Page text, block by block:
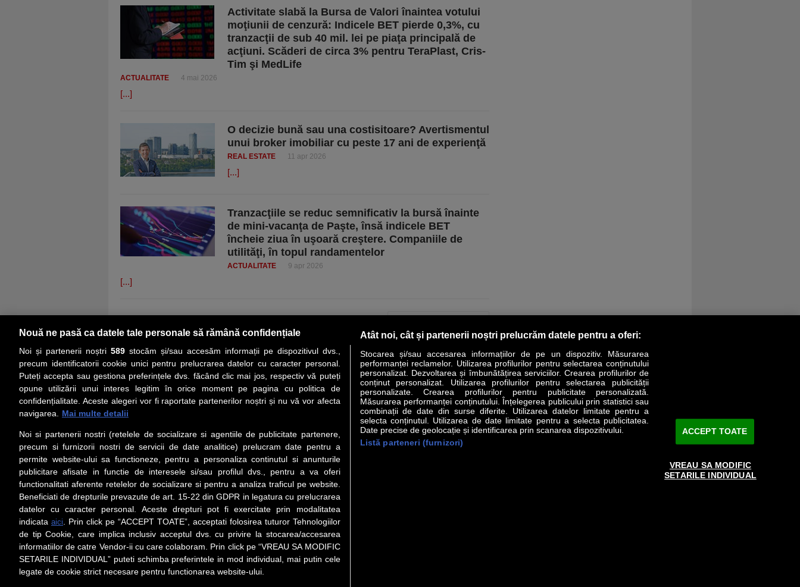
Activitate slabă la Bursa de Valori înaintea votului
moţiunii de cenzură: Indicele BET pierde 0,3%, cu
tranzacţii de sub 40 mil. lei pe piaţa principală de
acţiuni. Scăderi de circa 3% pentru TeraPlast, Cris-
Tim şi MedLife
ACTUALITATE 4 mai 2026
[...]
O decizie bună sau una costisitoare? Avertismentul
unui broker imobiliar cu peste 17 ani de experienţă
REAL ESTATE 11 apr 2026
[...]
Tranzacţiile se reduc semnificativ la bursă înainte
de mini-vacanţa de Paşte, însă indicele BET
încheie ziua în uşoară creştere. Companiile de
utilităţi, în topul randamentelor
ACTUALITATE 9 apr 2026
[...]
PRIMA PAGINĂ COVER STORY LIDERI ANALIZE HI-TECH MEET THE CEO LIFESTYLE SPECIAL OPINII
Social
Urmareste-ne pe Facebook
iarul Financiar
Despre Noi
Contact Redactie
Contact Marketing
Contact Vanzari
Abonamente print
Redactorii BM
Politica de confidentialitate
Termeni si conditii
About cookies
Servicii Revista Business Magazin
Setări cookies
Preluarea fără cost a materialelor de presă (text, foto si/sau video), purtătoare de drepturi de proprietate intelectuală, este aprobată de către www.bmag.ro doar în limita a 250 de semne. Spaţiile şi URL-
ul/hyperlink-ul nu sunt luate în considerare în numerotarea semnelor. Preluarea de informaţii poate fi făcută numai în acord cu termenii agreaţi şi menţionaţi in
Nouă ne pasă ca datele tale personale să rămână confidențiale
Noi și partenerii noștri 589stocăm și/sau accesăm informații pe dispozitivul dvs.,
precum identificatorii cookie unici pentru prelucrarea datelor cu caracter personal.
Puteți accepta sau gestiona preferințele dvs. făcând clic mai jos, respectiv vă puteți
opune utilizării unui interes legitim în orice moment pe pagina cu politica de
confidențialitate. Aceste alegeri vor fi raportate partenerilor noștri și nu vă vor afecta
navigarea.
Mai multe detalii
Noi si partenerii nostri (retelele de socializare si agentiile de publicitate partenere,
precum si furnizorii nostri de servicii de date analitice) prelucram date pentru a
permite website-ului sa functioneze, pentru a personaliza continutul si anunturile
publicitare afisate in functie de interesele si/sau profilul dvs., pentru a va oferi
functionalitati aferente retelelor de socializare si pentru a analiza traficul pe website.
Beneficiati de drepturile prevazute de art. 15-22 din GDPR in legatura cu prelucrarea
datelor cu caracter personal. Aceste drepturi pot fi exercitate prin modalitatea
indicata aici. Prin click pe “ACCEPT TOATE”, acceptati folosirea tuturor Tehnologiilor
de tip Cookie, care implica inclusiv acceptul dvs. cu privire la stocarea/accesarea
informatiilor de catre Vendor-ii cu care colaboram. Prin click pe “VREAU SA MODIFIC
SETARILE INDIVIDUAL” puteti schimba preferintele in mod individual, mai putin cele
legate de cookie strict necesare pentru functionarea website-ului.
Atât noi, cât și partenerii noștri prelucrăm datele pentru a oferi:
Stocarea și/sau accesarea informațiilor de pe un dispozitiv. Măsurarea
performanței reclamelor. Utilizarea profilurilor pentru selectarea conținutului
personalizat. Dezvoltarea și îmbunătățirea serviciilor. Crearea profilurilor de
conținut personalizat. Utilizarea profilurilor pentru selectarea publicității
personalizate. Crearea profilurilor pentru publicitate personalizată.
Măsurarea performanței conținutului. Înțelegerea publicului prin statistici sau
combinații de date din surse diferite. Utilizarea datelor limitate pentru a
selecta conținutul. Utilizarea de date limitate pentru a selecta publicitatea.
Date precise de geolocație și identificarea prin scanarea dispozitivului.
Listă parteneri (furnizori)
ACCEPT TOATE
VREAU SA MODIFIC
SETARILE INDIVIDUAL